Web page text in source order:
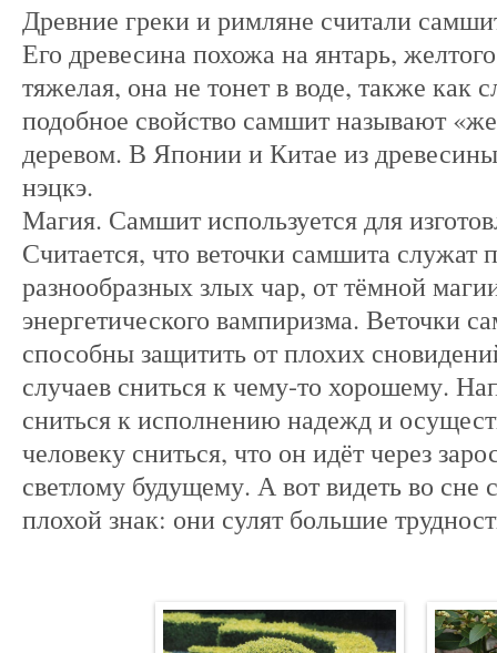
Древние греки и римляне считали
Его древесина похожа на янтарь,
тяжелая, она не тонет в воде, также как
подобное свойство самшит называют
деревом. В Японии и Китае из
нэцкэ.
Магия. Самшит используется для
Считается, что веточки самшита служат
разнообразных злых чар, от тёмной
энергетического вампиризма. Веточки
способны защитить от плохих
случаев сниться к чему-то хорошему.
сниться к исполнению надежд и
человеку сниться, что он идёт через
светлому будущему. А вот видеть во сне
плохой знак: они сулят большие